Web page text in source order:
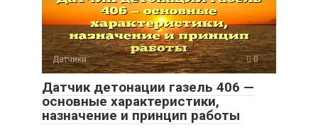
Датчики 0
Датчик детонации газель 406 —
основные характеристики,
назначение и принцип работы